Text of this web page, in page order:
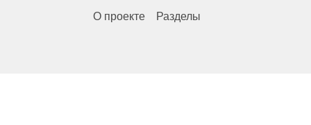
О проекте Разделы